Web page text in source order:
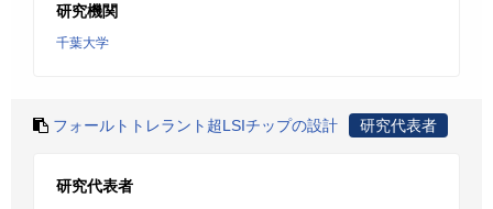
研究機関
千葉大学
フォールトトレラント超LSIチップの設計 研究代表者
研究代表者